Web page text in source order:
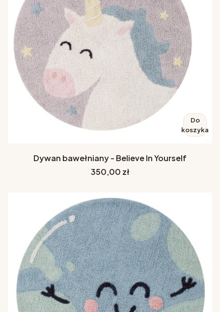
Do
koszyka
Dywan bawełniany - Believe In Yourself
Cena
350,00 zł